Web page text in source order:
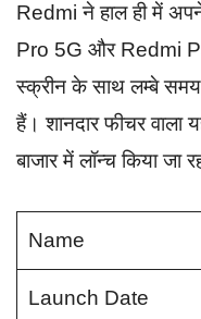
Redmi ने हाल ही में
Pro 5G और Redmi
स्क्रीन के साथ लम्बे
हैं। शानदार फीचर वाला
बाजार में लॉन्च किया जा
Name
Launch Date